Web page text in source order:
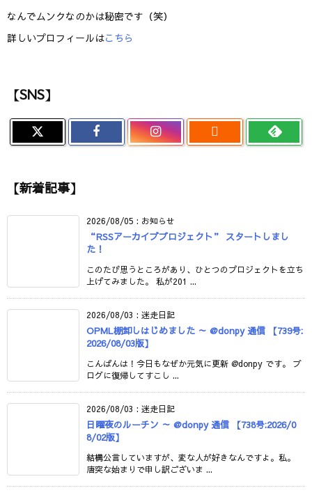
なんでムンクなのかは秘密です（笑）
詳しいプロフィールはこちら
【SNS】

【新着記事】
2026/08/05 : お知らせ
“RSSアーカイブプロジェクト” スタートしまし
た！
このたび思うところがあり、ひとつのプロジェクトを立ち
上げてみました。 私が201 ...
2026/08/03 : 迷走日記
OPML棚卸しはじめました ～ @donpy 通信 【739号:
2026/08/03版】
こんばんは！今日もなぜか元気に更新 @donpy です。 ブ
ログに復帰してすこし ...
2026/08/03 : 迷走日記
日曜夜のルーチン ～ @donpy 通信 【738号:2026/0
8/02版】
結構公言していますが、変な人が好きなんですよ。私。
唐突な始まりで申し訳ございま ...